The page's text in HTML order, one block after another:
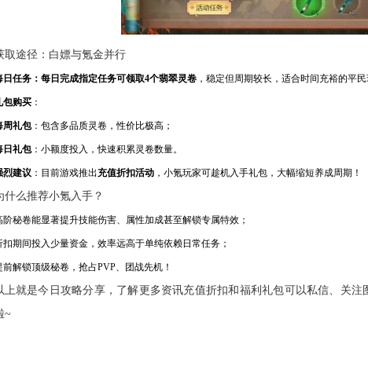
取途径：白嫖与氪金并行
日任务：每日完成指定任务可领取4个翡翠灵卷，稳定但周期较长，适合时间充裕的平
包购买：
周礼包：包含多品质灵卷，性价比极高；
日礼包：小额度投入，快速积累灵卷数量。
烈建议：目前游戏推出充值折扣活动，小氪玩家可趁机入手礼包，大幅缩短养成周期！
什么推荐小氪入手？
阶秘卷能显著提升技能伤害、属性加成甚至解锁专属特效；
扣期间投入少量资金，效率远高于单纯依赖日常任务；
前解锁顶级秘卷，抢占PVP、团战先机！
上就是今日攻略分享，了解更多资讯充值折扣和福利礼包可以私信、关
~